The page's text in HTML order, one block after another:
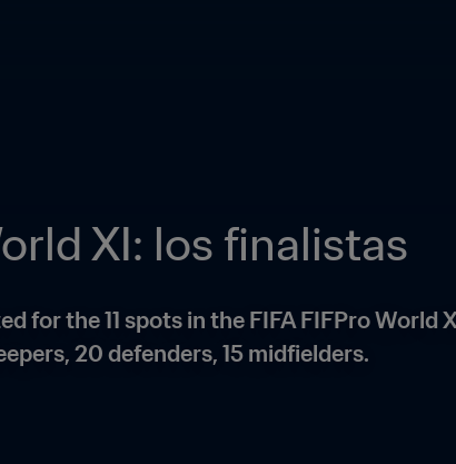
XI: los finalistas
for the 11 spots in the FIFA FIFPro World
20 defenders, 15 midfielders.